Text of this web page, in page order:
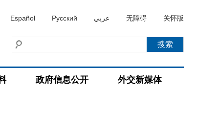
Español Русский عربي 无障碍 关怀版
政府信息公开 外交新媒体